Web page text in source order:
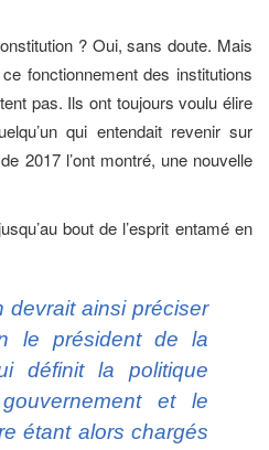
? Oui, sans doute. Mais
fonctionnement des institutions
pas. Ils ont toujours voulu élire
qui entendait revenir sur
2017 l’ont montré, une nouvelle
bout de l’esprit entamé en
devrait ainsi préciser
le président de la
définit la politique
et le
étant alors chargés